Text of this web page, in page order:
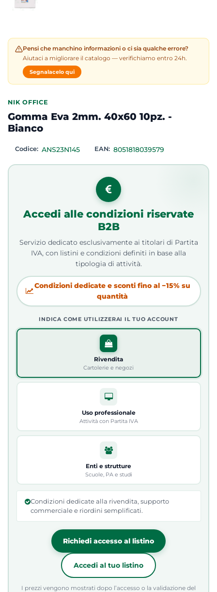
Pensi che manchino informazioni o ci sia qualche errore?
Aiutaci a migliorare il catalogo — verifichiamo entro 24h.
Segnalacelo qui
NIK OFFICE
Gomma Eva 2mm. 40x60 10pz. -
Bianco
Codice: ANS23N145 EAN: 8051818039579
Accedi alle condizioni riservate
B2B
Servizio dedicato esclusivamente ai titolari di Partita
IVA, con listini e condizioni definiti in base alla
tipologia di attività.
Condizioni dedicate e sconti fino al −15% su
quantità
INDICA COME UTILIZZERAI IL TUO ACCOUNT
Rivendita
Cartolerie e negozi
Uso professionale
Attività con Partita IVA
Enti e strutture
Scuole, PA e studi
Condizioni dedicate alla rivendita, supporto
commerciale e riordini semplificati.
Richiedi accesso al listino
Accedi al tuo listino
I prezzi vengono mostrati dopo l’accesso o la validazione del